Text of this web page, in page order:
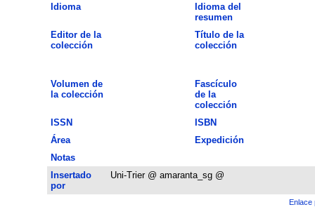
Idioma
Idioma del
resumen
Editor de la
colección
Título de la
colección
Volumen de
la colección
Fascículo
de la
colección
ISSN
ISBN
Área
Expedición
Notas
Insertado
por
Uni-Trier @ amaranta_sg @
Enlace